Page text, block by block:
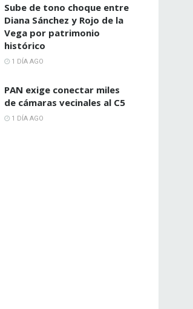
Sube de tono choque entre
Diana Sánchez y Rojo de la
Vega por patrimonio
histórico
1 DÍA AGO
PAN exige conectar miles
de cámaras vecinales al C5
1 DÍA AGO